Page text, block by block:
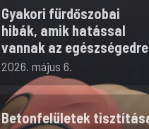
Gyakori fürdőszobai
hibák, amik hatással
vannak az egészségedre
2026. május 6.
Betonfelületek